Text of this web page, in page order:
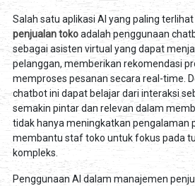
Salah satu aplikasi AI yang paling
penjualan tokoadalah penggunaan
sebagai asisten virtual yang dapat
pelanggan, memberikan rekomendasi
memproses pesanan secara real-time.
chatbot ini dapat belajar dari interaksi
semakin pintar dan relevan dalam
tidak hanya meningkatkan pengalaman
membantu staf toko untuk fokus pada
kompleks.
Penggunaan AI dalam manajemen